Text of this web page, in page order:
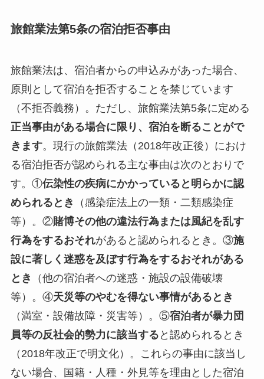
旅館業法第5条の宿泊拒否事由
旅館業法は、宿泊者からの申込みがあった場合、
原則として宿泊を拒否することを禁じています
（不拒否義務）。ただし、旅館業法第5条に定める
正当事由がある場合に限り、宿泊を断ることがで
きます。現行の旅館業法（2018年改正後）におけ
る宿泊拒否が認められる主な事由は次のとおりで
す。①伝染性の疾病にかかっていると明らかに認
められるとき
（感染症法上の一類・二類感染症
等）。②賭博その他の違法行為または風紀を乱す
行為をするおそれがあると認められるとき。③施
設に著しく迷惑を及ぼす行為をするおそれがある
とき
（他の宿泊者への迷惑・施設の設備破壊
等）。④天災等のやむを得ない事情があるとき
（満室・設備故障・災害等）。⑤宿泊者が暴力団
員等の反社会的勢力に該当する と認められるとき
（2018年改正で明文化）。これらの事由に該当し
ない場合、国籍・人種・外見等を理由とした宿泊